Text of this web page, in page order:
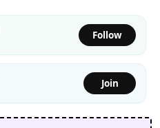
Follow
Join